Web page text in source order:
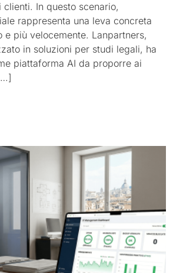
In questo scenario,
rappresenta una leva concreta
e più velocemente. Lanpartners,
in soluzioni per studi legali, ha
piattaforma AI da proporre ai